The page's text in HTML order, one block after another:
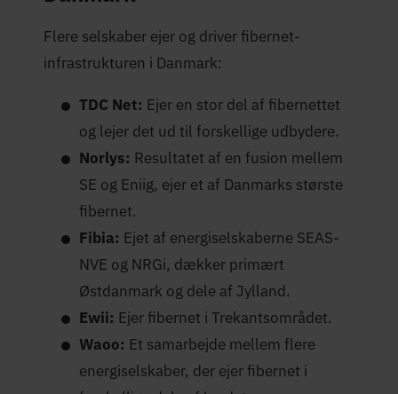
Flere selskaber ejer og driver fibernet-
infrastrukturen i Danmark:
TDC Net: Ejer en stor del af fibernettet
og lejer det ud til forskellige udbydere.
Norlys: Resultatet af en fusion mellem
SE og Eniig, ejer et af Danmarks største
fibernet.
Fibia: Ejet af energiselskaberne SEAS-
NVE og NRGi, dækker primært
Østdanmark og dele af Jylland.
Ewii: Ejer fibernet i Trekantsområdet.
Waoo: Et samarbejde mellem flere
energiselskaber, der ejer fibernet i